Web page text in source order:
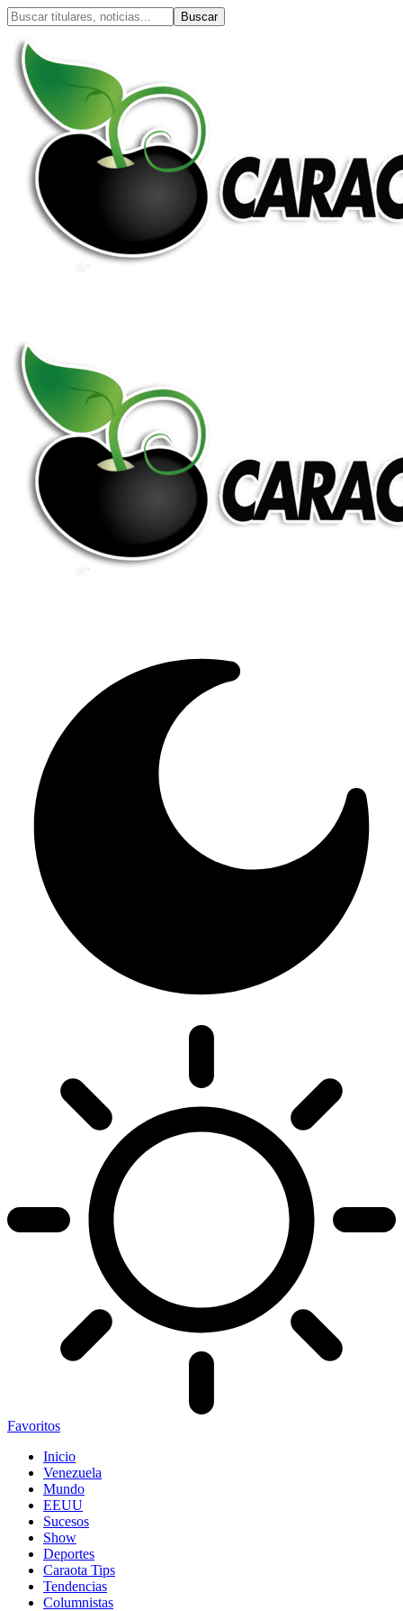
Favoritos
Inicio
Venezuela
Mundo
EEUU
Sucesos
Show
Deportes
Caraota Tips
Tendencias
Columnistas